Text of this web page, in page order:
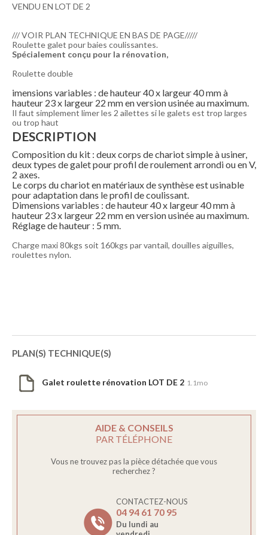
VENDU EN LOT DE 2
/// VOIR PLAN TECHNIQUE EN BAS DE PAGE/////
Roulette galet pour baies coulissantes.
Spécialement conçu pour la rénovation,
Roulette double
imensions variables : de hauteur 40 x largeur 40 mm à
hauteur 23 x largeur 22 mm en version usinée au maximum.
Il faut simplement limer les 2 ailettes si le galets est trop larges
ou trop haut
DESCRIPTION
Composition du kit : deux corps de chariot simple à usiner,
deux types de galet pour profil de roulement arrondi ou en V,
2 axes.
Le corps du chariot en matériaux de synthèse est usinable
pour adaptation dans le profil de coulissant.
Dimensions variables : de hauteur 40 x largeur 40 mm à
hauteur 23 x largeur 22 mm en version usinée au maximum.
Réglage de hauteur : 5 mm.
Charge maxi 80kgs soit 160kgs par vantail, douilles aiguilles,
roulettes nylon.
PLAN(S) TECHNIQUE(S)
Galet roulette rénovation LOT DE 2 1.1mo
AIDE & CONSEILS
PAR TÉLÉPHONE
Vous ne trouvez pas la pièce détachée que vous
recherchez ?
CONTACTEZ-NOUS
04 94 61 70 95
Du lundi au